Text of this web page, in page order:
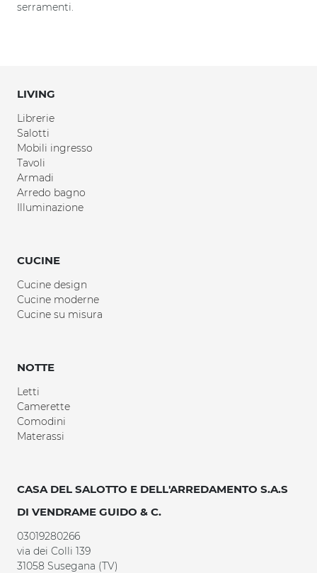
serramenti.
LIVING
Librerie
Salotti
Mobili ingresso
Tavoli
Armadi
Arredo bagno
Illuminazione
CUCINE
Cucine design
Cucine moderne
Cucine su misura
NOTTE
Letti
Camerette
Comodini
Materassi
CASA DEL SALOTTO E DELL'ARREDAMENTO S.A.S
DI VENDRAME GUIDO & C.
03019280266
via dei Colli 139
31058 Susegana (TV)